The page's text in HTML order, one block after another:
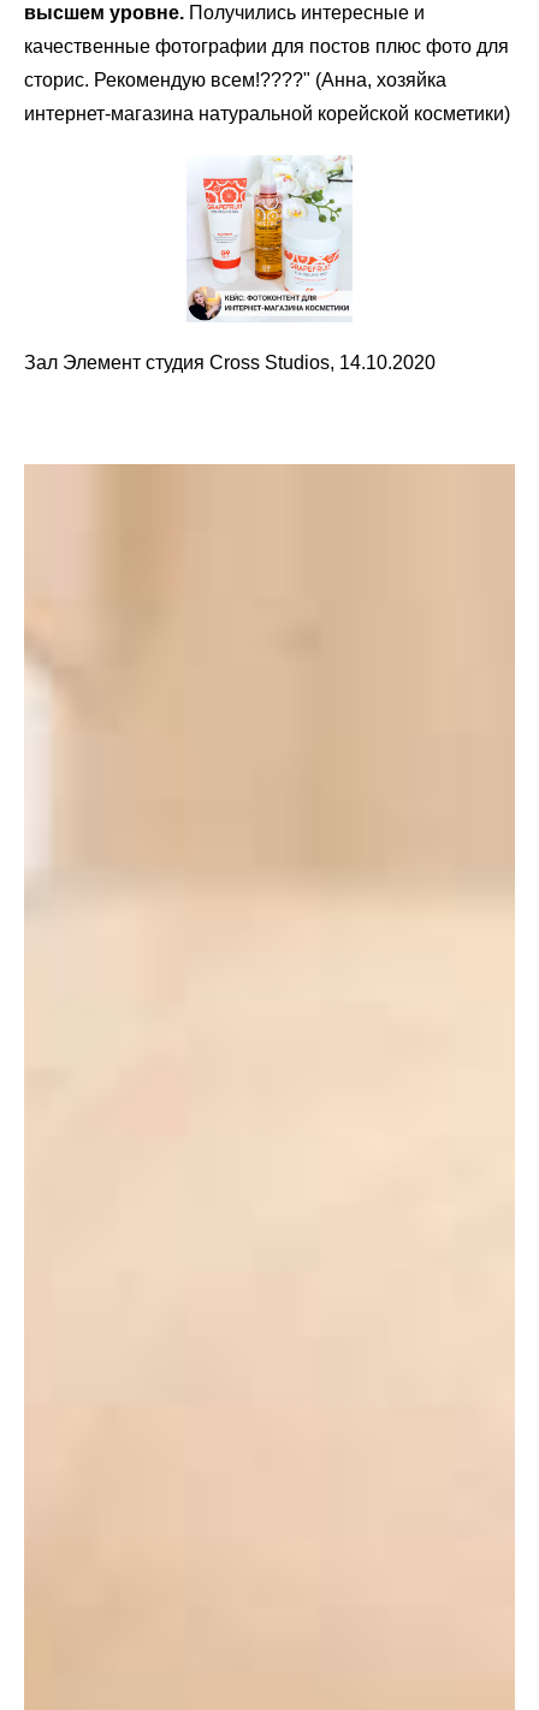
высшем уровне. Получились интересные и
качественные фотографии для постов плюс фото для
сторис. Рекомендую всем!????" (Анна, хозяйка
интернет-магазина натуральной корейской косметики)
Зал Элемент студия Cross Studios, 14.10.2020